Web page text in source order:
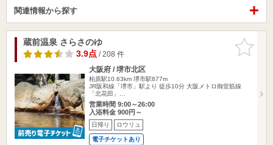
関連情報から探す
お気に入
りに追加
蔵前温泉 さらさのゆ
3.9点/ 208 件
大阪府 / 堺市北区
柏原駅10.63km 堺市駅877m
JR阪和線「堺市」駅より 徒歩10分 大阪メトロ御堂筋線
「北花田」…
営業時間 9:00～26:00
入浴料金 900円～
日帰り ロウリュ
電子チケットあり